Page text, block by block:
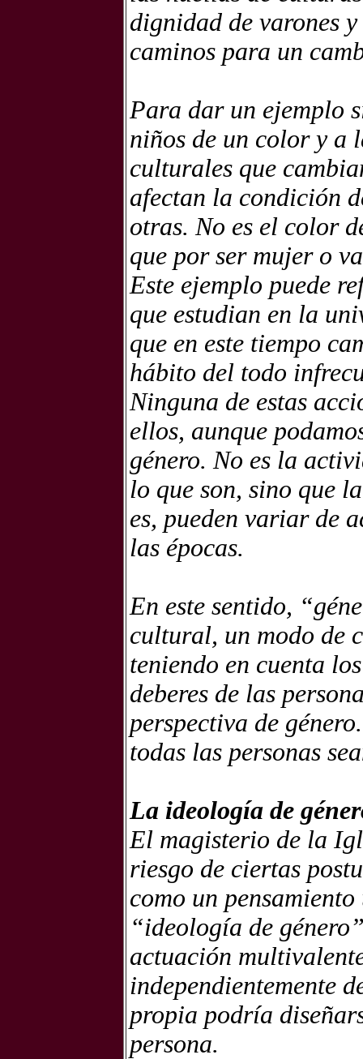
dignidad de varones
caminos para un
Para dar un ejemplo
niños de un color y a
culturales que
afectan la condición
otras. No es el color
que por ser mujer o
Este ejemplo puede
que estudian en la
que en este tiempo
hábito del todo
Ninguna de estas
ellos, aunque
género. No es la
lo que son, sino que
es, pueden variar de
las épocas.
En este sentido,
cultural, un modo de
teniendo en cuenta
deberes de las
perspectiva de
todas las personas
La ideología de
El magisterio de la
riesgo de ciertas
como un
“ideología de
actuación
independientemente
propia podría
persona.